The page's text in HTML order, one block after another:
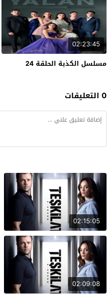
02:23:45
مسلسل الكذبة الحلقة 24
0 التعليقات
02:15:05
02:09:08